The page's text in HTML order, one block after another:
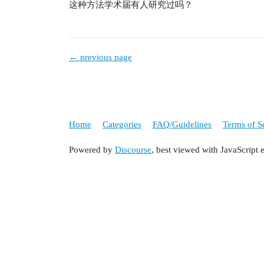
这种方法学术届有人研究过吗？
← previous page
Home Categories FAQ/Guidelines Terms of
Powered by Discourse, best viewed with JavaScript